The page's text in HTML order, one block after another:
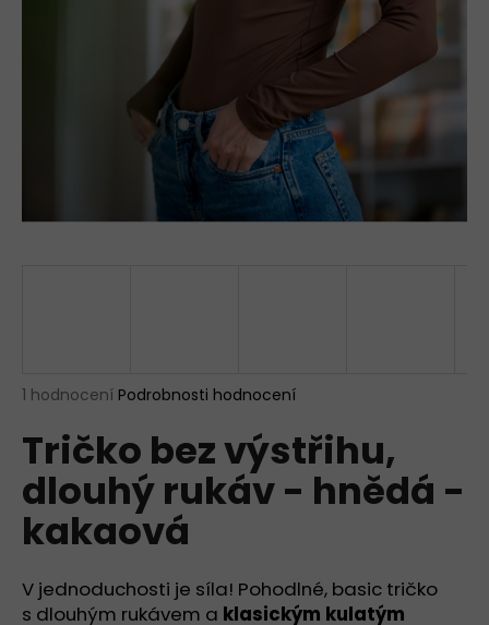
Průměrné
produktu
5,0
z
5
hvězdiček.
1 hodnocení Podrobnosti hodnocení
Tričko bez výstřihu,
dlouhý rukáv - hnědá -
kakaová
V jednoduchosti je síla! Pohodlné, basic tričko
s dlouhým rukávem a klasickým kulatým
p
r
u
č
u
j
m
e